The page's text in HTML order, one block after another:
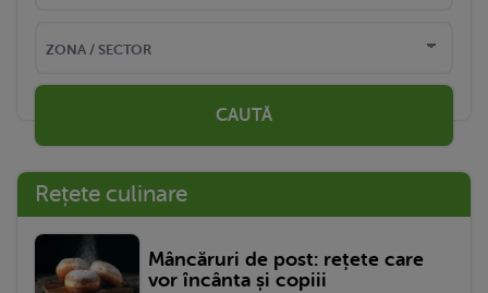
CAUTĂ
Rețete culinare
Mâncăruri de post: rețete care
vor încânta și copiii